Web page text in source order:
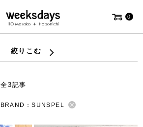
0
絞りこむ
全3記事
BRAND：SUNSPEL